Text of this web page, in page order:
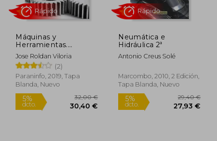
Máquinas y
Herramientas.
Procesos y Cálculos
Mecánicos
Jose Roldan Viloria
(2)
Paraninfo, 2019, Tapa
Blanda, Nuevo
Rápido
Neumática e
Hidráulica 2ª
Antonio Creus Solé
Marcombo, 2010, 2 Edición,
Tapa Blanda, Nuevo